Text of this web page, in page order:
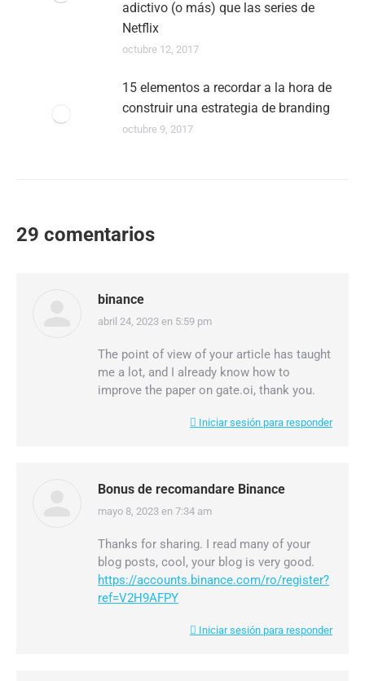
adictivo (o más) que las series de
Netflix
octubre 12, 2017
15 elementos a recordar a la hora de
construir una estrategia de branding
octubre 9, 2017
29 comentarios
binance
dice:
abril 24, 2023 en 5:59 pm
The point of view of your article has taught
me a lot, and I already know how to
improve the paper on gate.oi, thank you.
Iniciar sesión para responder
Bonus de recomandare Binance
dice:
mayo 8, 2023 en 7:34 am
Thanks for sharing. I read many of your
blog posts, cool, your blog is very good.
https://accounts.binance.com/ro/register?
ref=V2H9AFPY
Iniciar sesión para responder